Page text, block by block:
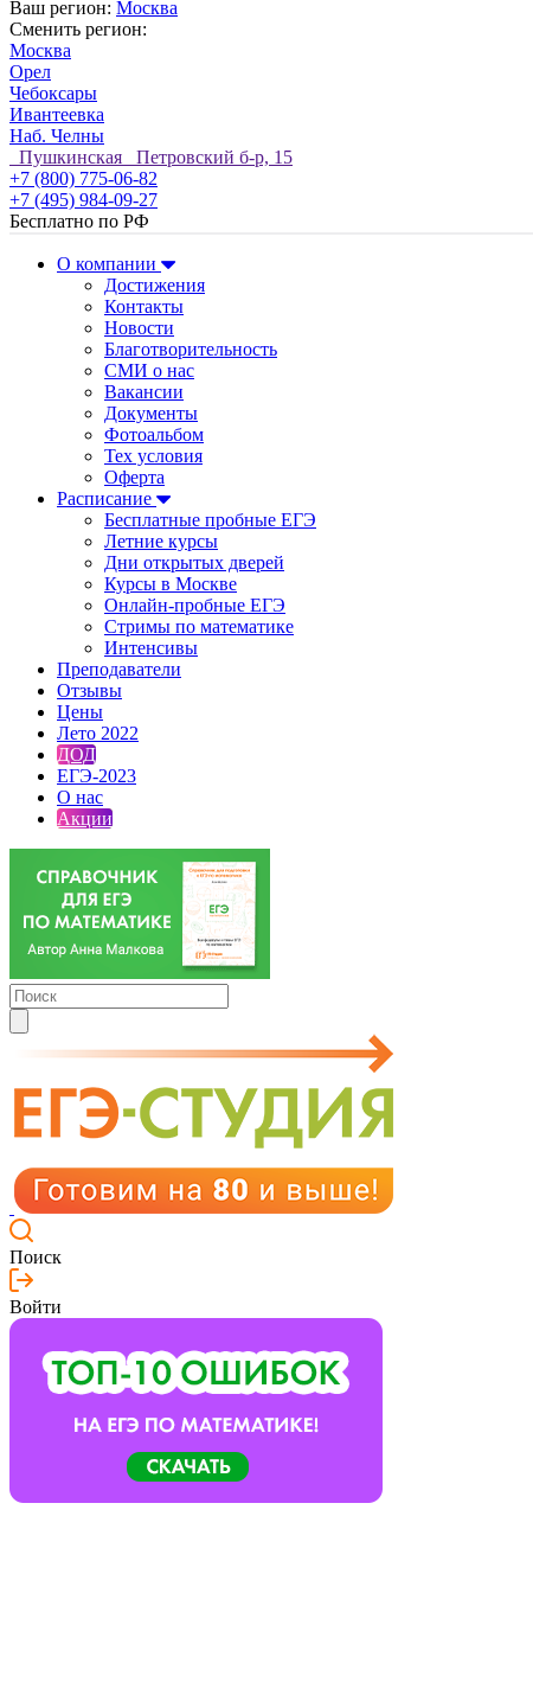
Ваш регион: Москва
Сменить регион:
Москва
Орел
Чебоксары
Ивантеевка
Наб. Челны
Пушкинская Петровский б-р, 15
+7 (800) 775-06-82
+7 (495) 984-09-27
Бесплатно по РФ
О компании
Достижения
Контакты
Новости
Благотворительность
СМИ о нас
Вакансии
Документы
Фотоальбом
Тех условия
Оферта
Расписание
Бесплатные пробные ЕГЭ
Летние курсы
Дни открытых дверей
Курсы в Москве
Онлайн-пробные ЕГЭ
Стримы по математике
Интенсивы
Преподаватели
Отзывы
Цены
Лето 2022
ДОД
ЕГЭ-2023
О нас
Акции
Поиск
Войти